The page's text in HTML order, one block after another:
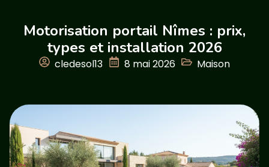
Motorisation portail Nîmes : prix,
types et installation 2026
cledesol13 8 mai 2026 Maison